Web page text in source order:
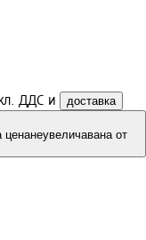
ДДС и доставка
ценанеувеличавана от